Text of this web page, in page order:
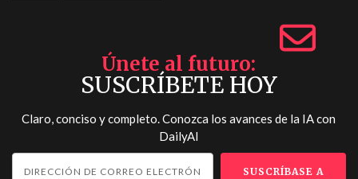
Únete al futuro
SUSCRÍBETE HOY
Claro, conciso y completo. Conozca los avances de la IA con
DailyAI